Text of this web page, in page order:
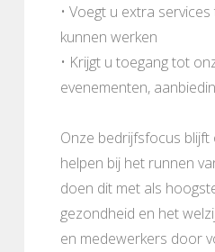
• Voegt u extra
kunnen werken
• Krijgt u toegang tot
evenementen,
Onze bedrijfsfocus
helpen bij het runnen
doen dit met als
gezondheid en het
en medewerkers door